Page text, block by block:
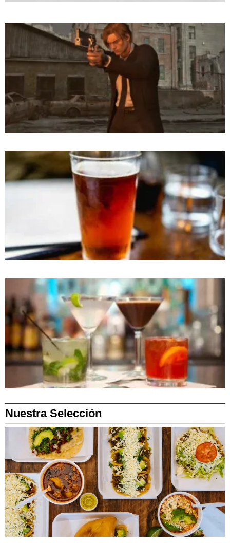
Nuestra Selección